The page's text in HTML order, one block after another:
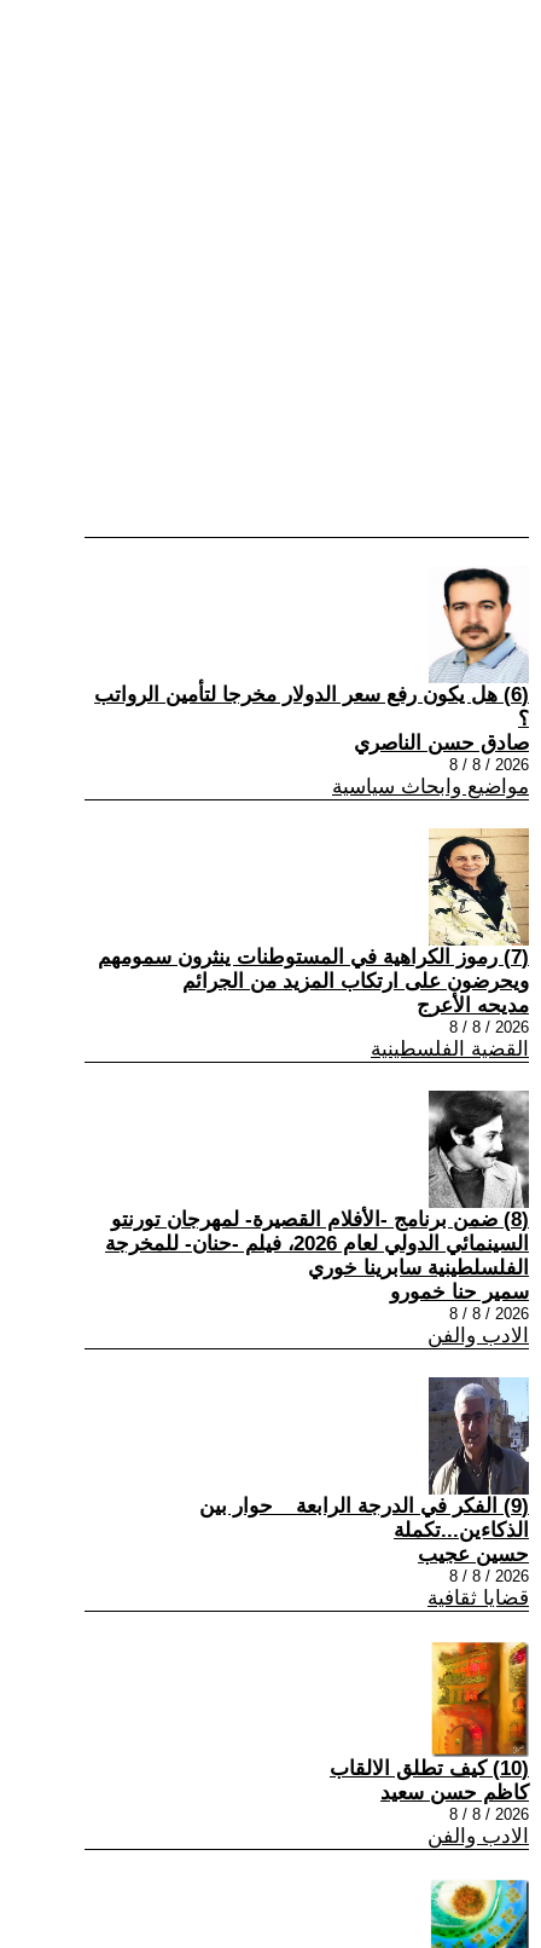
(6) هل يكون رفع سعر الدولار مخرجا لتأمين الرواتب
؟
صادق حسن الناصري
2026 / 8 / 8
مواضيع وابحاث سياسية
(7) رموز الكراهية في المستوطنات ينثرون سمومهم
ويحرضون على ارتكاب المزيد من الجرائم
مديحه الأعرج
2026 / 8 / 8
القضية الفلسطينية
(8) ضمن برنامج -الأفلام القصيرة- لمهرجان تورنتو
السينمائي الدولي لعام 2026، فيلم -حنان- للمخرجة
الفلسلطينية سابرينا خوري
سمير حنا خمورو
2026 / 8 / 8
الادب والفن
(9) الفكر في الدرجة الرابعة _ حوار بين
الذكاءين...تكملة
حسين عجيب
2026 / 8 / 8
قضايا ثقافية
(10) كيف تطلق الالقاب
كاظم حسن سعيد
2026 / 8 / 8
الادب والفن